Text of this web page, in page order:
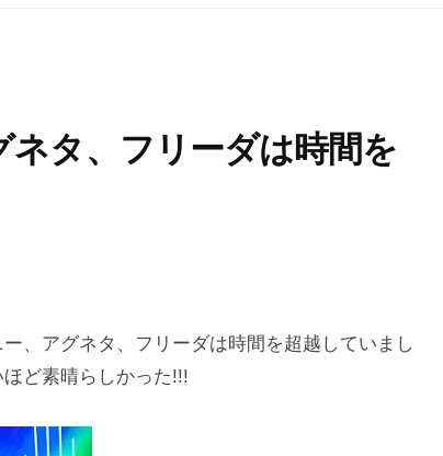
ネタ、フリーダは時間を
、アグネタ、フリーダは時間を超越していまし
ど素晴らしかった!!!